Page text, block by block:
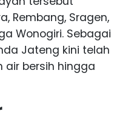
Rembang, Sragen,
Wonogiri. Sebagai
Jateng kini telah
bersih hingga